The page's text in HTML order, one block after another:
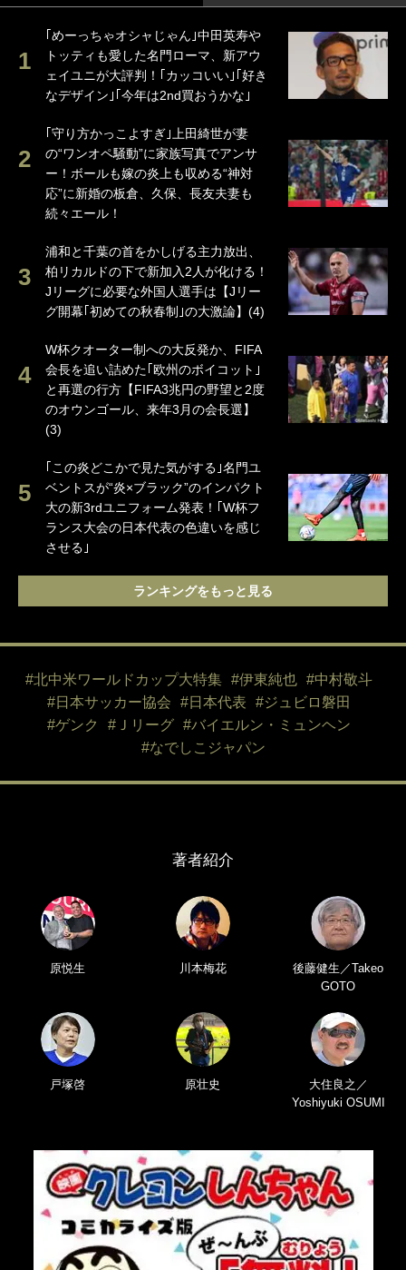
｢めーっちゃオシャじゃん｣中田英寿や
トッティも愛した名門ローマ、新アウ
ェイユニが大評判！｢カッコいい｣｢好き
なデザイン｣｢今年は2nd買おうかな｣
｢守り方かっこよすぎ｣上田綺世が妻
の“ワンオペ騒動”に家族写真でアンサ
ー！ボールも嫁の炎上も収める“神対
応”に新婚の板倉、久保、長友夫妻も
続々エール！
浦和と千葉の首をかしげる主力放出、
柏リカルドの下で新加入2人が化ける！
Jリーグに必要な外国人選手は【Jリー
グ開幕｢初めての秋春制｣の大激論】(4)
W杯クオーター制への大反発か、FIFA
会長を追い詰めた｢欧州のボイコット｣
と再選の行方【FIFA3兆円の野望と2度
のオウンゴール、来年3月の会長選】
(3)
｢この炎どこかで見た気がする｣名門ユ
ベントスが“炎×ブラック”のインパクト
大の新3rdユニフォーム発表！｢W杯フ
ランス大会の日本代表の色違いを感じ
させる｣
ランキングをもっと見る
#北中米ワールドカップ大特集 #伊東純也
#中村敬斗
#日本サッカー協会
#日本代表
#ジュビロ磐田
#ゲンク
#Ｊリーグ
#バイエルン・ミュンヘン
#なでしこジャパン
著者紹介
原悦生 川本梅花
後藤健生／Takeo
GOTO
戸塚啓 原壮史
大住良之／
Yoshiyuki OSUMI